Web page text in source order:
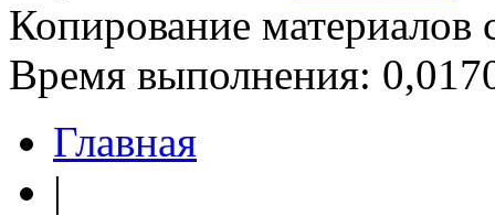
Копирование материалов
Время выполнения:
Главная
|